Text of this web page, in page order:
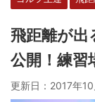
飛距離が出
公開！練習
更新日： 2017年